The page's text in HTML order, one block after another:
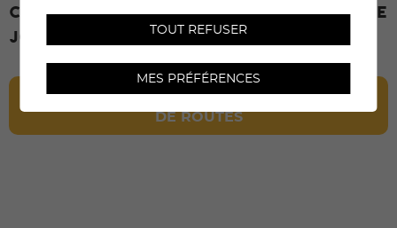
circulation dans le Val d’Anniviers le
jour de la course.
CONSULTER LES HORAIRES ET FERMETURES
DE ROUTES
TOUT REFUSER
MES PRÉFÉRENCES